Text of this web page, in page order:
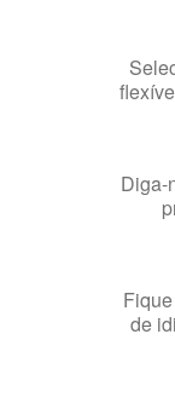
Diga-
de